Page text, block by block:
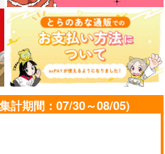
計期間：07/30～08/05)